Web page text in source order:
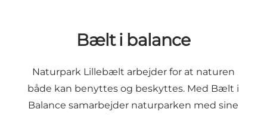
Bælt i balance
Naturpark Lillebælt arbejder for at naturen
både kan benyttes og beskyttes. Med Bælt i
Balance samarbejder naturparken med sine